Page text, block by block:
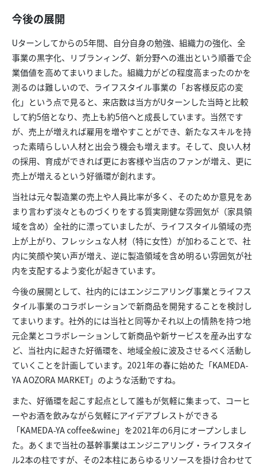
今後の展開
Uターンしてからの5年間、自分自身の勉強、組織力の強化、全
事業の黒字化、リブランィング、新分野への進出という順番で企
業価値を高めてまいりました。組織力がどの程度高まったのかを
測るのは難しいので、ライフスタイル事業の「お客様反応の変
化」という点で見ると、来店数は当方がUターンした当時と比較
して約5倍となり、売上も約5倍へと成長しています。当然です
が、売上が増えれば雇用を増やすことができ、新たなスキルを持
った素晴らしい人材と出会う機会も増えます。そして、良い人材
の採用、育成ができれば更にお客様や当店のファンが増え、更に
売上が増えるという好循環が創れます。
当社は元々製造業の売上や人員比率が多く、そのためか意見をあ
まり言わず淡々とものづくりをする質実剛健な雰囲気が（家具領
域を含め）全社的に漂っていましたが、ライフスタイル領域の売
上が上がり、フレッシュな人材（特に女性）が加わることで、社
内に笑顔や笑い声が増え、逆に製造領域を含め明るい雰囲気が社
内を支配するよう変化が起きています。
今後の展開として、社内的にはエンジニアリング事業とライフス
タイル事業のコラボレーションで新商品を開発することを検討し
てまいります。社外的には当社と同等かそれ以上の情熱を持つ地
元企業とコラボレーションして新商品や新サービスを産み出すな
ど、当社内に起きた好循環を、地域全般に波及させるべく活動し
ていくことを計画しています。2021年の春に始めた「KAMEDA-
YA AOZORA MARKET」のような活動ですね。
また、好循環を起こす起点として誰もが気軽に集まって、コーヒ
ーやお酒を飲みながら気軽にアイデアブレストができる
「KAMEDA-YA coffee&wine」を2021年の6月にオープンしまし
た。あくまで当社の基幹事業はエンジニアリング・ライフスタイ
ル2本の柱ですが、その2本柱にあらゆるリソースを掛け合わせて